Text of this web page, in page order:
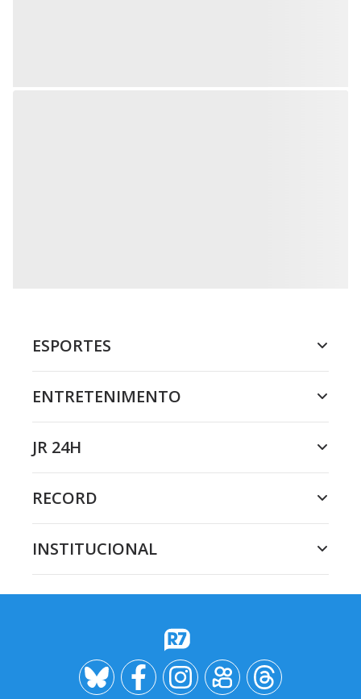
ESPORTES
ENTRETENIMENTO
JR 24H
RECORD
INSTITUCIONAL